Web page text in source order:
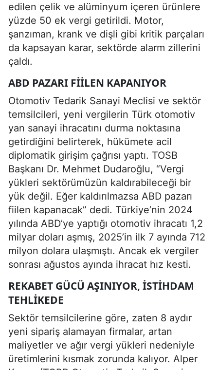
edilen çelik ve alüminyum içeren ürünlere
yüzde 50 ek vergi getirildi. Motor,
şanzıman, krank ve dişli gibi kritik parçaları
da kapsayan karar, sektörde alarm zillerini
çaldı.
ABD PAZARI FIILEN KAPANIYOR
Otomotiv Tedarik Sanayi Meclisi ve sektör
temsilcileri, yeni vergilerin Türk otomotiv
yan sanayi ihracatını durma noktasına
getirdiğini belirterek, hükümete acil
diplomatik girişim çağrısı yaptı. TOSB
Başkanı Dr. Mehmet Dudaroğlu, “Vergi
yükleri sektörümüzün kaldırabileceği bir
yük değil. Eğer kaldırılmazsa ABD pazarı
fiilen kapanacak” dedi. Türkiye’nin 2024
yılında ABD’ye yaptığı otomotiv ihracatı 1,2
milyar doları aşmış, 2025’in ilk 7 ayında 712
milyon dolara ulaşmıştı. Ancak ek vergiler
sonrası ağustos ayında ihracat hız kesti.
REKABET GÜCÜ AŞINIYOR, İSTIHDAM
TEHLIKEDE
Sektör temsilcilerine göre, zaten 8 aydır
yeni sipariş alamayan firmalar, artan
maliyetler ve ağır vergi yükleri nedeniyle
üretimlerini kısmak zorunda kalıyor. Alper